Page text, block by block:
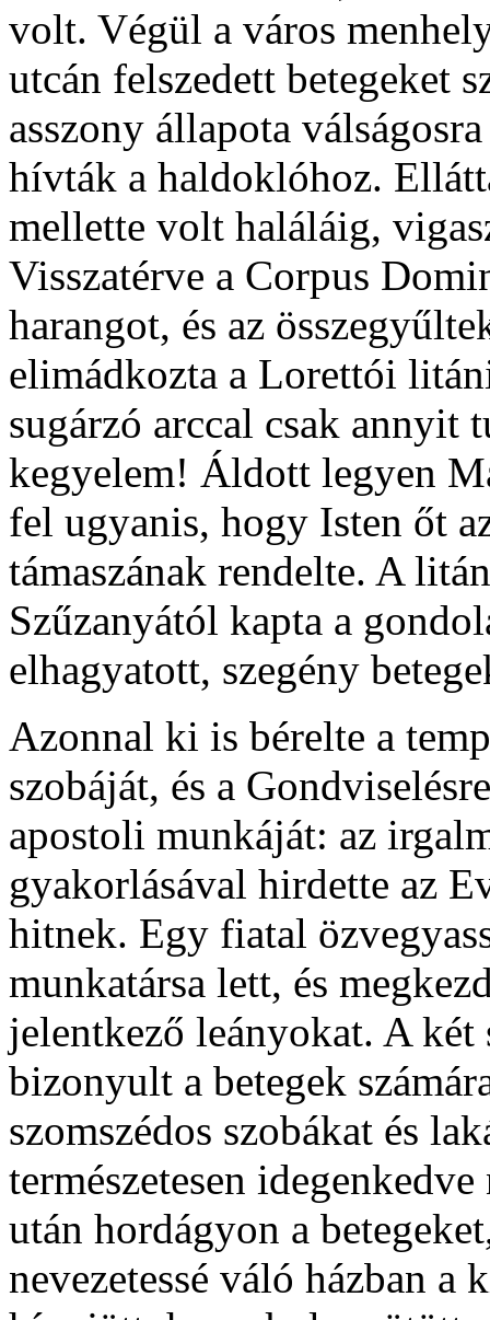
volt. Végül a város
utcán felszedett betegeket
asszony állapota
hívták a haldoklóhoz.
mellette volt haláláig,
Visszatérve a Corpus
harangot, és az
elimádkozta a Lorettói
sugárzó arccal csak annyit
kegyelem! Áldott legyen
fel ugyanis, hogy Isten őt
támaszának rendelte. A
Szűzanyától kapta a
elhagyatott, szegény
Azonnal ki is bérelte a
szobáját, és a
apostoli munkáját: az
gyakorlásával hirdette az
hitnek. Egy fiatal
munkatársa lett, és
jelentkező leányokat. A
bizonyult a betegek
szomszédos szobákat és
természetesen
után hordágyon a
nevezetessé váló házban